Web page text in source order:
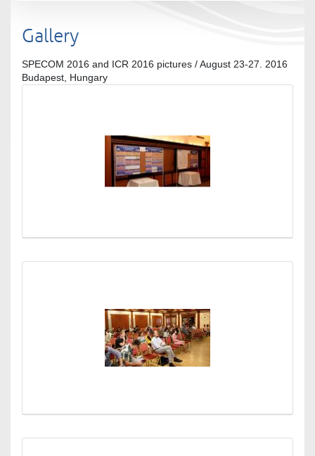
Gallery
SPECOM 2016 and ICR 2016 pictures / August 23-27. 2016
Budapest, Hungary